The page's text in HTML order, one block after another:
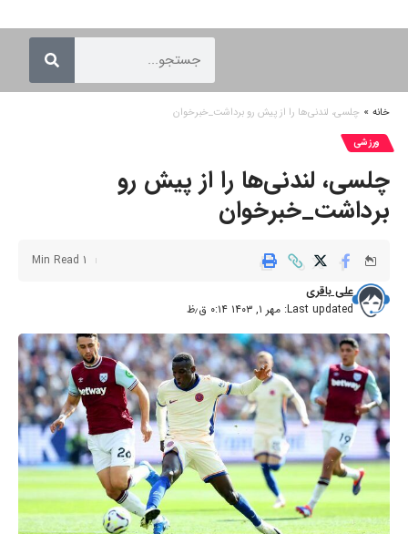
خانه » چلسی، لندنی‌ها را از پیش رو برداشت_خبرخوان
ورزشی
چلسی، لندنی‌ها را از پیش رو
برداشت_خبرخوان
Last updated: مهر ۱, ۱۴۰۳ ۰:۱۴ ق٫ظ
علی باقری
1 Min Read